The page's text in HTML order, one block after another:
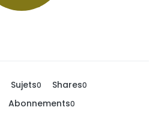
Sujets0 Shares0
Abonnements0